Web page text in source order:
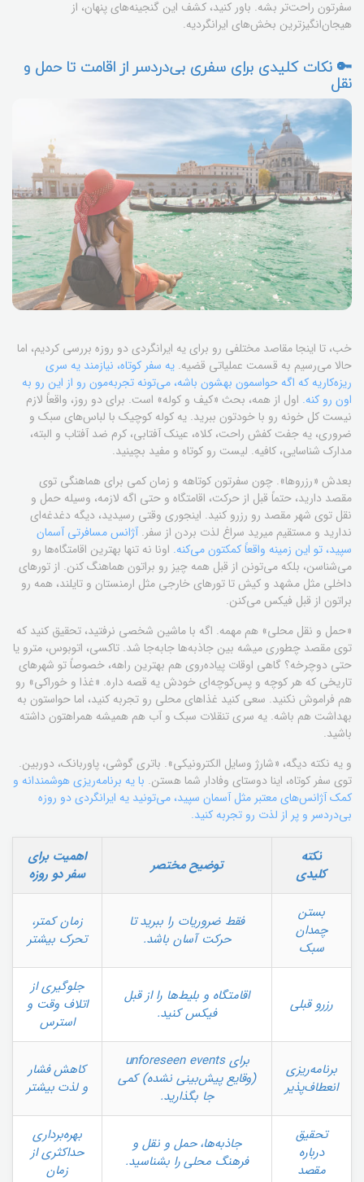
سفرتون راحت‌تر بشه. باور کنید، کشف این گنجینه‌های پنهان، از
هیجان‌انگیزترین بخش‌های ایرانگردیه.
🔑 نکات کلیدی برای سفری بی‌دردسر از اقامت تا حمل و
نقل
خب، تا اینجا مقاصد مختلفی رو برای یه ایرانگردی دو روزه بررسی کردیم، اما
حالا می‌رسیم به قسمت عملیاتی قضیه. یه سفر کوتاه، نیازمند یه سری
ریزه‌کاریه که اگه حواسمون بهشون باشه، می‌تونه تجربه‌مون رو از این رو به
اون رو کنه. اول از همه، بحث «کیف و کوله» است. برای دو روز، واقعاً لازم
نیست کل خونه رو با خودتون ببرید. یه کوله کوچیک با لباس‌های سبک و
ضروری، یه جفت کفش راحت، کلاه، عینک آفتابی، کرم ضد آفتاب و البته،
مدارک شناسایی، کافیه. لیست رو کوتاه و مفید بچینید.
بعدش «رزروها». چون سفرتون کوتاهه و زمان کمی برای هماهنگی توی
مقصد دارید، حتماً قبل از حرکت، اقامتگاه و حتی اگه لازمه، وسیله حمل و
نقل توی شهر مقصد رو رزرو کنید. اینجوری وقتی رسیدید، دیگه دغدغه‌ای
ندارید و مستقیم میرید سراغ لذت بردن از سفر.آژانس مسافرتی آسمان
سپید، تو این زمینه واقعاً کمکتون می‌کنه. اونا نه تنها بهترین اقامتگاه‌ها رو
می‌شناسن، بلکه می‌تونن از قبل همه چیز رو براتون هماهنگ کنن. از تورهای
داخلی مثل مشهد و کیش تا تورهای خارجی مثل ارمنستان و تایلند، همه رو
براتون از قبل فیکس می‌کنن.
«حمل و نقل محلی» هم مهمه. اگه با ماشین شخصی نرفتید، تحقیق کنید که
توی مقصد چطوری میشه بین جاذبه‌ها جابه‌جا شد. تاکسی، اتوبوس، مترو یا
حتی دوچرخه؟ گاهی اوقات پیاده‌روی هم بهترین راهه، خصوصاً تو شهرهای
تاریخی که هر کوچه و پس‌کوچه‌ای خودش یه قصه داره. «غذا و خوراکی» رو
هم فراموش نکنید. سعی کنید غذاهای محلی رو تجربه کنید، اما حواستون به
بهداشت هم باشه. یه سری تنقلات سبک و آب هم همیشه همراهتون داشته
باشید.
و یه نکته دیگه، «شارژ وسایل الکترونیکی». باتری گوشی، پاوربانک، دوربین.
توی سفر کوتاه، اینا دوستای وفادار شما هستن. با یه برنامه‌ریزی هوشمندانه و
کمک آژانس‌های معتبر مثل آسمان سپید، می‌تونید یه ایرانگردی دو روزه
بی‌دردسر و پر از لذت رو تجربه کنید.
نکته
کلیدی
توضیح مختصر
اهمیت برای
سفر دو روزه
بستن
چمدان
سبک
فقط ضروریات را ببرید تا
حرکت آسان باشد.
زمان کمتر،
تحرک بیشتر
رزرو قبلی
اقامتگاه و بلیط‌ها را از قبل
فیکس کنید.
جلوگیری از
اتلاف وقت و
استرس
برنامه‌ریزی
انعطاف‌پذیر
برای unforeseen events
(وقایع پیش‌بینی نشده) کمی
جا بگذارید.
کاهش فشار
و لذت بیشتر
تحقیق
درباره
مقصد
جاذبه‌ها، حمل و نقل و
فرهنگ محلی را بشناسید.
بهره‌برداری
حداکثری از
زمان